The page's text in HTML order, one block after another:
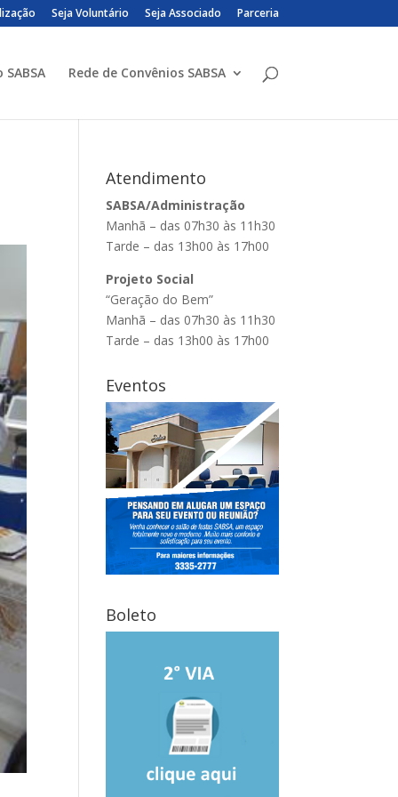
Seja Voluntário Seja Associado Parceria
Rede de Convênios SABSA
Atendimento
SABSA/Administração
Manhã – das 07h30 às 11h30
Tarde – das 13h00 às 17h00
Projeto Social
“Geração do Bem”
Manhã – das 07h30 às 11h30
Tarde – das 13h00 às 17h00
Eventos
Boleto